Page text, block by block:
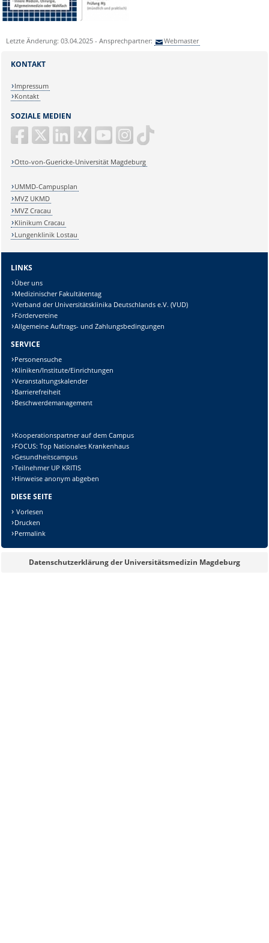
Letzte Änderung: 03.04.2025 - Ansprechpartner: Webmaster
SOZIALE MEDIEN
Otto-von-Guericke-Universität Magdeburg
KONTAKT
Impressum
Kontakt
UMMD-Campusplan
MVZ UKMD
MVZ Cracau
Klinikum Cracau
Lungenklinik Lostau
LINKS
Über uns
Medizinischer Fakultätentag
Verband der Universitätsklinika Deutschlands e.V. (VUD)
Fördervereine
Allgemeine Auftrags- und Zahlungsbedingungen
SERVICE
Personensuche
Kliniken/Institute/Einrichtungen
Veranstaltungskalender
Barrierefreiheit
Beschwerdemanagement
Kooperationspartner auf dem Campus
FOCUS: Top Nationales Krankenhaus
Gesundheitscampus
Teilnehmer UP KRITIS
Hinweise anonym abgeben
DIESE SEITE
Vorlesen
Drucken
Permalink
Datenschutzerklärung der Universitätsmedizin Magdeburg